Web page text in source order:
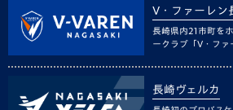
V・ファーレン
長崎県内21市町を
ークラブ「V・ファ
長崎ヴェルカ